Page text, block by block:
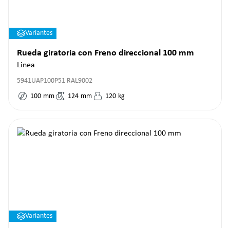
Variantes
Rueda giratoria con Freno direccional 100 mm
Linea
5941UAP100P51 RAL9002
100 mm 124 mm 120 kg
Variantes